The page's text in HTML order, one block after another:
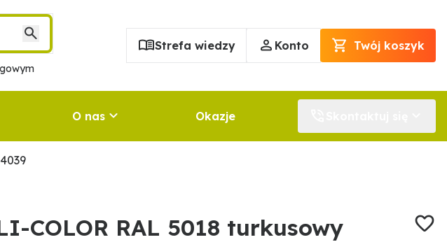
Strefa wiedzy Konto Twój koszyk
O nas Okazje
COLOR RAL 5018 turkusowy